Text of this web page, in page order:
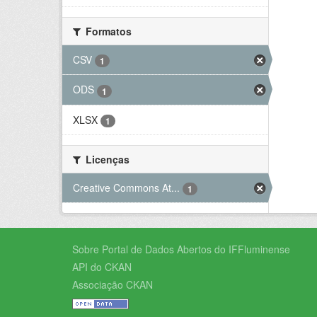
Formatos
CSV
1
ODS 1
XLSX 1
Licenças
Creative Commons At...
1
Sobre Portal de Dados Abertos do IFFluminense
API do CKAN
Associação CKAN